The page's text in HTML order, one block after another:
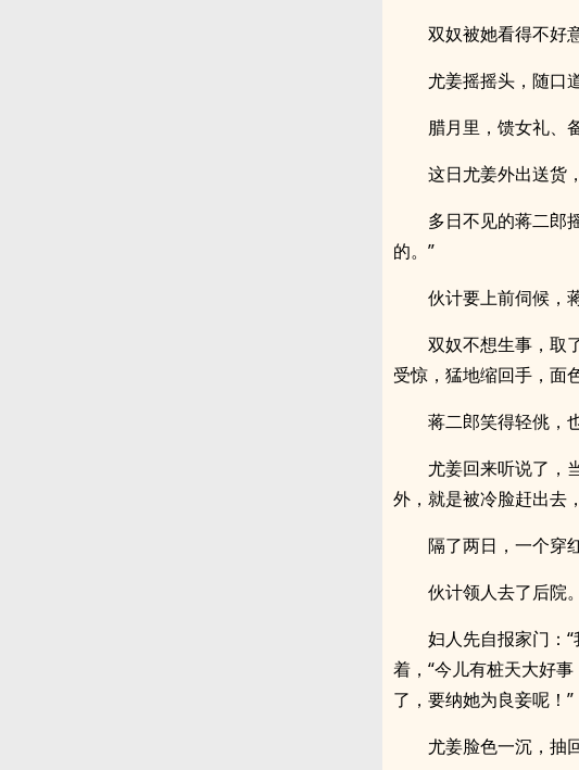
双奴被她看得不好
尤姜摇摇头，随口
腊月里，馈女礼、
这日尤姜外出送货
多日不见的蒋二郎
的。”
伙计要上前伺候，
双奴不想生事，取
受惊，猛地缩回手，面
蒋二郎笑得轻佻，
尤姜回来听说了，
外，就是被冷脸赶出去
隔了两日，一个穿
伙计领人去了后院
妇人先自报家门：
着，“今儿有桩天大好
了，要纳她为良妾呢！”
尤姜脸色一沉，抽